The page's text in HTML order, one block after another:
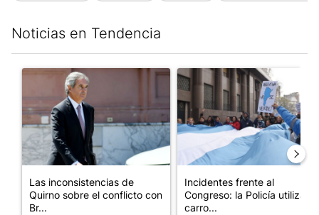
Noticias en Tendencia
Un artículo de tendencia con el título "Las inconsistencias de
Las inconsistencias de
Quirno sobre el conflicto con
Br...
Un artículo de tendencia con
Incidentes frente al
Congreso: la Policía utiliza
carro...